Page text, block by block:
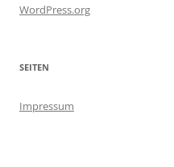
WordPress.org
SEITEN
Impressum